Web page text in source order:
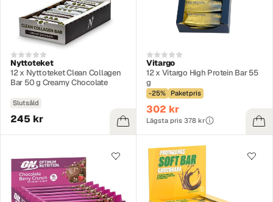
Nyttoteket
12 x Nyttoteket Clean Collagen
Bar 50 g Creamy Chocolate
Slutsåld
245 kr
Vitargo
12 x Vitargo High Protein Bar 55
g
-25% Paketpris
302 kr
Lägsta pris 378 kr